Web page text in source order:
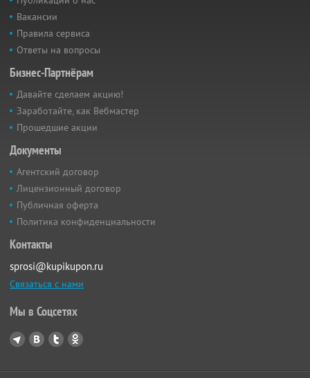
Вакансии
Правила сервиса
Ответы на вопросы
Бизнес-Партнёрам
Давайте сделаем акцию!
Заработайте, как Вебмастер
Прошедшие акции
Документы
Агентский договор
Лицензионный договор
Публичная оферта
Политика конфиденциальности
Контакты
sprosi@kupikupon.ru
Связаться с нами
Мы в Соцсетях